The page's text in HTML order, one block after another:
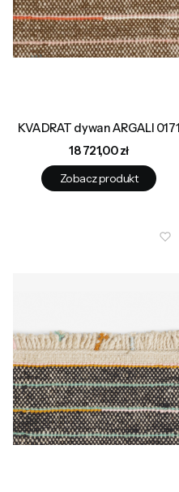
KVADRAT dywan ARGALI 0171
Cena
18 721,00 zł
Zobacz produkt